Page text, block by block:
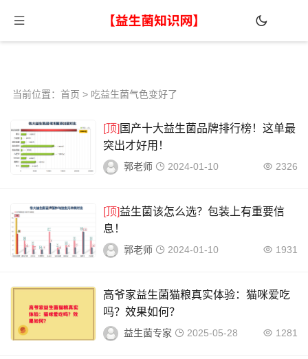
当前位置： 首页 > 吃益生菌气色变好了
[顶] 国产十大益生菌品牌排行榜！这单最
突出才好用！
郭老师 2024-01-10 2326
[顶]益生菌该怎么选？包装上有重要信
息！
郭老师 2024-01-10 1931
高爷家益生菌猫粮真实体验：猫咪爱吃
吗？效果如何？
益生菌专家 2025-05-28 1281